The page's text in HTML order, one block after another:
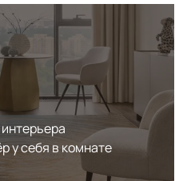
у себя в комнате